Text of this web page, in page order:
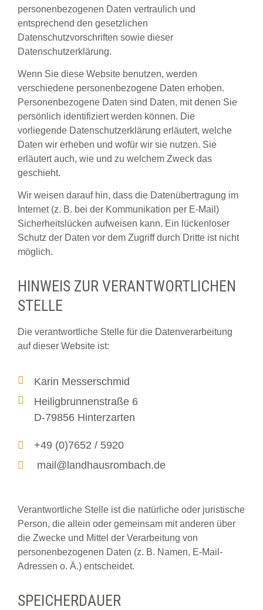
personenbezogenen Daten vertraulich und
entsprechend den gesetzlichen
Datenschutzvorschriften sowie dieser
Datenschutzerklärung.
Wenn Sie diese Website benutzen, werden
verschiedene personenbezogene Daten erhoben.
Personenbezogene Daten sind Daten, mit denen Sie
persönlich identifiziert werden können. Die
vorliegende Datenschutzerklärung erläutert, welche
Daten wir erheben und wofür wir sie nutzen. Sie
erläutert auch, wie und zu welchem Zweck das
geschieht.
Wir weisen darauf hin, dass die Datenübertragung im
Internet (z. B. bei der Kommunikation per E-Mail)
Sicherheitslücken aufweisen kann. Ein lückenloser
Schutz der Daten vor dem Zugriff durch Dritte ist nicht
möglich.
HINWEIS ZUR VERANTWORTLICHEN
STELLE
Die verantwortliche Stelle für die Datenverarbeitung
auf dieser Website ist:
Karin Messerschmid
Heiligbrunnenstraße 6
D-79856 Hinterzarten
+49 (0)7652 / 5920
mail@landhausrombach.de
Verantwortliche Stelle ist die natürliche oder juristische
Person, die allein oder gemeinsam mit anderen über
die Zwecke und Mittel der Verarbeitung von
personenbezogenen Daten (z. B. Namen, E-Mail-
Adressen o. Ä.) entscheidet.
SPEICHERDAUER